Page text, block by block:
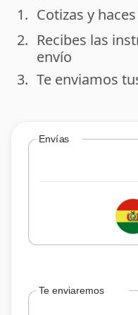
done
1. Cotizas y
done
2. Recibes las
envío
done
3. Te enviamos
Envías
Te enviaremos